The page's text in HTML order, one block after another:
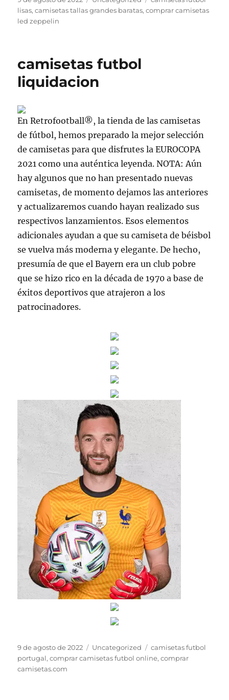
el
lisas,camisetas tallas grandes baratas,comprar camisetas
led zeppelin
camisetas futbol
liquidacion
En Retrofootball®, la tienda de las camisetas
de fútbol, hemos preparado la mejor selección
de camisetas para que disfrutes la EUROCOPA
2021 como una auténtica leyenda. NOTA: Aún
hay algunos que no han presentado nuevas
camisetas, de momento dejamos las anteriores
y actualizaremos cuando hayan realizado sus
respectivos lanzamientos. Esos elementos
adicionales ayudan a que su camiseta de béisbol
se vuelva más moderna y elegante. De hecho,
presumía de que el Bayern era un club pobre
que se hizo rico en la década de 1970 a base de
éxitos deportivos que atrajeron a los
patrocinadores.
Publicado
el
9 de agosto de 2022 Categorías
Uncategorized Etiquetas
camisetas futbol
portugal,comprar camisetas futbol online,comprar
camisetas.com